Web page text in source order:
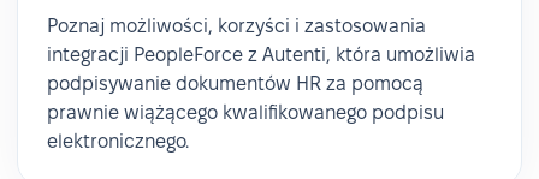
Poznaj możliwości, korzyści i zastosowania
integracji PeopleForce z Autenti, która umożliwia
podpisywanie dokumentów HR za pomocą
prawnie wiążącego kwalifikowanego podpisu
elektronicznego.